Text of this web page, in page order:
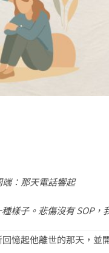
：那天電話響起
子。悲傷沒有 SOP，
憶起他離世的那天，並